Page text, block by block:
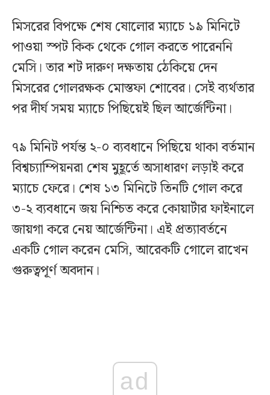
মিসরের বিপক্ষে শেষ ষোলোর ম্যাচে ১৯ মিনিটে
পাওয়া স্পট কিক থেকে গোল করতে পারেননি
মেসি। তার শট দারুণ দক্ষতায় ঠেকিয়ে দেন
মিসরের গোলরক্ষক মোস্তফা শোবের। সেই ব্যর্থতার
পর দীর্ঘ সময় ম্যাচে পিছিয়েই ছিল আর্জেন্টিনা।
৭৯ মিনিট পর্যন্ত ২-০ ব্যবধানে পিছিয়ে থাকা বর্তমান
বিশ্বচ্যাম্পিয়নরা শেষ মুহূর্তে অসাধারণ লড়াই করে
ম্যাচে ফেরে। শেষ ১৩ মিনিটে তিনটি গোল করে
৩-২ ব্যবধানে জয় নিশ্চিত করে কোয়ার্টার ফাইনালে
জায়গা করে নেয় আর্জেন্টিনা। এই প্রত্যাবর্তনে
একটি গোল করেন মেসি, আরেকটি গোলে রাখেন
গুরুত্বপূর্ণ অবদান।
ad